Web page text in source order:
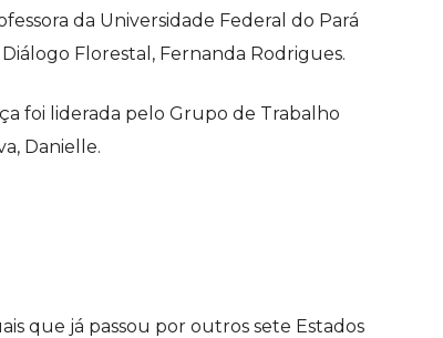
da Universidade Federal do Pará
Florestal, Fernanda Rodrigues.
foi liderada pelo Grupo de Trabalho
Danielle.
que já passou por outros sete Estados